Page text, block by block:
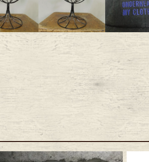
す
・Scarf